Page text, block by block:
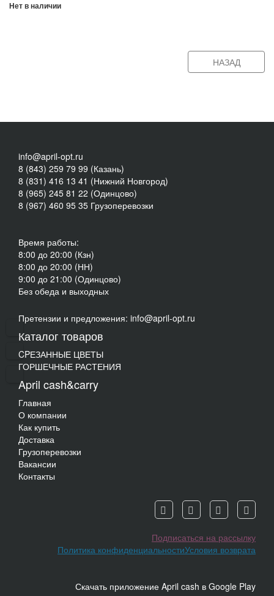
Нет в наличии
НАЗАД
info@april-opt.ru
8 (843) 259 79 99 (Казань)
8 (831) 416 13 41 (Нижний Новгород)
8 (965) 245 81 22 (Одинцово)
8 (967) 460 95 35 Грузоперевозки
Время работы:
8:00 до 20:00 (Кзн)
8:00 до 20:00 (НН)
9:00 до 21:00 (Одинцово)
Без обеда и выходных
Претензии и предложения: info@april-opt.ru
Каталог товаров
CPЕЗАННЫЕ ЦВЕТЫ
ГОРШЕЧНЫЕ РАСТЕНИЯ
April cash&carry
Главная
О компании
Как купить
Доставка
Грузоперевозки
Вакансии
Контакты
Подписаться на рассылку
Условия возврата
Политика конфиденциальности
Скачать приложение April cash в Google Play